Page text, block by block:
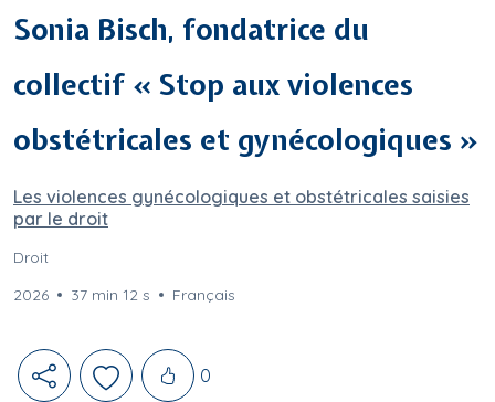
Sonia Bisch, fondatrice du
collectif « Stop aux violences
obstétricales et gynécologiques »
Les violences gynécologiques et obstétricales saisies
par le droit
Droit
2026
37 min 12 s Français
Likes
0